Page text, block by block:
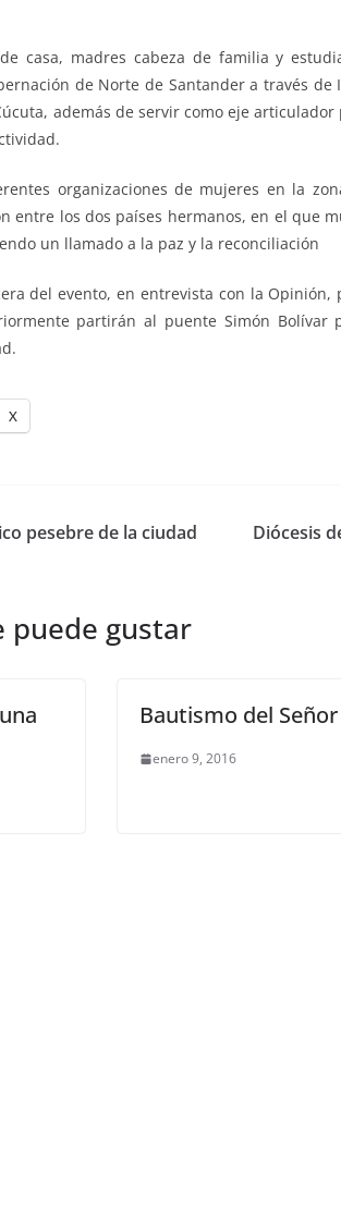
casa, madres cabeza de familia y
de Norte de Santander a través
además de servir como eje
organizaciones de mujeres en la
entre los dos países hermanos, en el que
un llamado a la paz y la reconciliación
del evento, en entrevista con la
partirán al puente Simón
X
pesebre de la ciudad
Diócesis
puede gustar
Bautismo del Señor
enero 9, 2016